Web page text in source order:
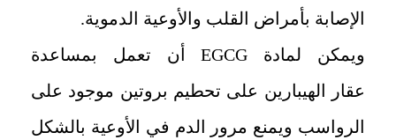
الإصابة بأمراض القلب والأوعية الدموية.
ويمكن لمادة EGCG أن تعمل بمساعدة
عقار الهيبارين على تحطيم بروتين موجود على
الرواسب ويمنع مرور الدم في الأوعية بالشكل